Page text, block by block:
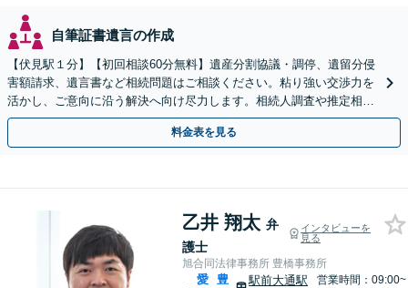
自筆証書遺言の作成
【伏見駅１分】【初回相談60分無料】遺産分割協議・調停、遺留分侵
害額請求、遺言書など相続問題はご相談ください。粘り強い交渉力を
活かし、ご意向に沿う解決へ向け尽力します。相続人調査や推定相続
人廃除など複雑な件もご相談ください【土日祝対応可】
料金表を見る
乙井 翔太 弁
護士
インタビューを
見る
旭合同法律事務所 豊橋事務所
愛
豊
駅前大通駅
営業時間：09:00~